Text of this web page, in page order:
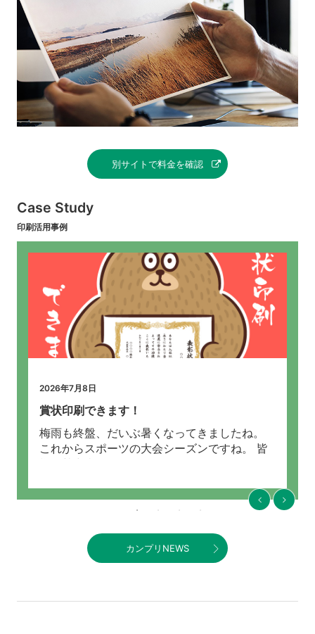
別サイトで料金を確認
Case Study
印刷活用事例
2026年7月8日
賞状印刷できます！
梅雨も終盤、だいぶ暑くなってきましたね。
これからスポーツの大会シーズンですね。 皆
様、熱中症にはお気を付けくださいませ。 さ
カンプリNEWS